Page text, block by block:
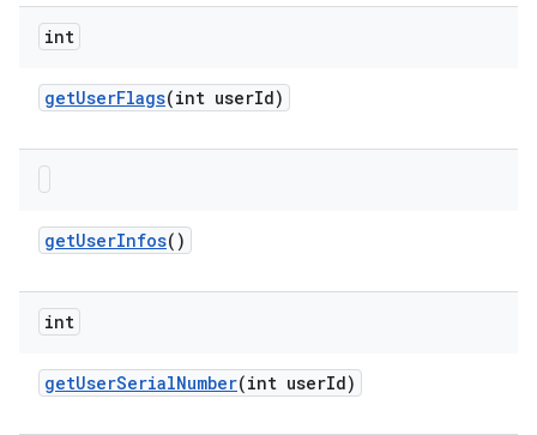
int
getUserFlags(int userId)
getUserInfos()
int
getUserSerialNumber(int userId)